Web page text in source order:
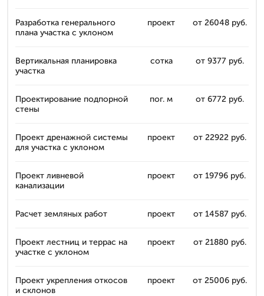
Разработка генерального
плана участка с уклоном
проект от 26048 руб.
Вертикальная планировка
участка
сотка от 9377 руб.
Проектирование подпорной
стены
пог. м от 6772 руб.
Проект дренажной системы
для участка с уклоном
проект от 22922 руб.
Проект ливневой
канализации
проект от 19796 руб.
Расчет земляных работ проект от 14587 руб.
Проект лестниц и террас на
участке с уклоном
проект от 21880 руб.
Проект укрепления откосов
и склонов
проект от 25006 руб.